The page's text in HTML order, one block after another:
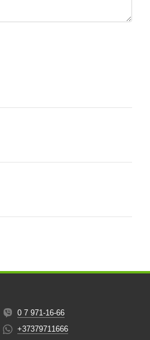
0 7 971-16-66
+37379711666